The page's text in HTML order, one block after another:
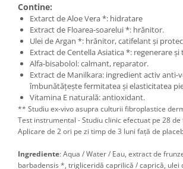
Contine:
Extarct de Aloe Vera *: hidratare
Extract de Floarea-soarelui *: hrănitor.
Ulei de Argan *: hrănitor, catifelant și
Extract de Centella Asiatica *: regenerare
Alfa-bisabolol: calmant, reparator.
Extract de Manilkara: ingredient activ anti-
îmbunătățește fermitatea și elasticitatea
Vitamina E naturală: antioxidant.
** Studiu ex-vivo asupra culturii fibroplastice
Test instrumental - Studiu clinic efectuat pe 28
Aplicare de 2 ori pe zi timp de 3 luni față de
Ingrediente: Aqua / Water / Eau, extract de
barbadensis *, trigliceridă caprilică / caprică, ulei